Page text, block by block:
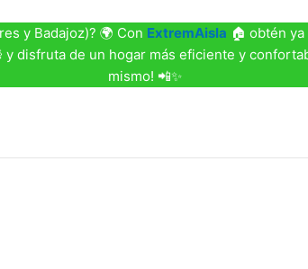
y Badajoz)? 🌍 Con ExtremAisla 🏠 obtén
disfruta de un hogar más eficiente y
mismo! 📲✨